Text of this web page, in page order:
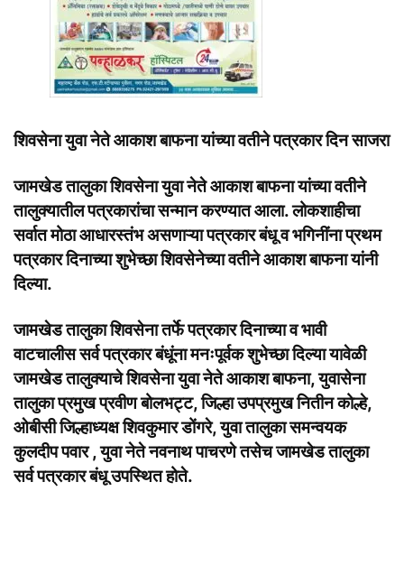
शिवसेना युवा नेते आकाश बाफना यांच्या वतीने पत्रकार दिन साजरा
जामखेड तालुका शिवसेना युवा नेते आकाश बाफना यांच्या वतीने
तालुक्यातील पत्रकारांचा सन्मान करण्यात आला. लोकशाहीचा
सर्वात मोठा आधारस्तंभ असणाऱ्या पत्रकार बंधू व भगिनींना प्रथम
पत्रकार दिनाच्या शुभेच्छा शिवसेनेच्या वतीने आकाश बाफना यांनी
दिल्या.
जामखेड तालुका शिवसेना तर्फे पत्रकार दिनाच्या व भावी
वाटचालीस सर्व पत्रकार बंधूंना मनःपूर्वक शुभेच्छा दिल्या यावेळी
जामखेड तालुक्याचे शिवसेना युवा नेते आकाश बाफना, युवासेना
तालुका प्रमुख प्रवीण बोलभट्ट, जिल्हा उपप्रमुख नितीन कोल्हे,
ओबीसी जिल्हाध्यक्ष शिवकुमार डोंगरे, युवा तालुका समन्वयक
कुलदीप पवार , युवा नेते नवनाथ पाचरणे तसेच जामखेड तालुका
सर्व पत्रकार बंधू उपस्थित होते.